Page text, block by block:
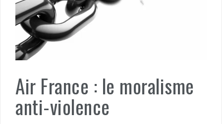
Air France : le moralisme
anti-violence